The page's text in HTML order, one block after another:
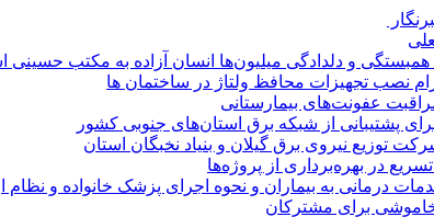
همبستگی و دلدادگی میلیون‌ها انسان آزاده به مکتب
نصب تجهیزات محافظ ولتاژ در ساختمان ها
عفونت‌های بیمارستانی
پشتیبانی از شبكه برق استان‌های جنوبی كشور
توزیع نیروی برق گیلان و بنیاد نخبگان استان
در بهره‌برداری از پروژه‌ها
درمانی به بیماران و نحوه اجرای پزشک خانواده و